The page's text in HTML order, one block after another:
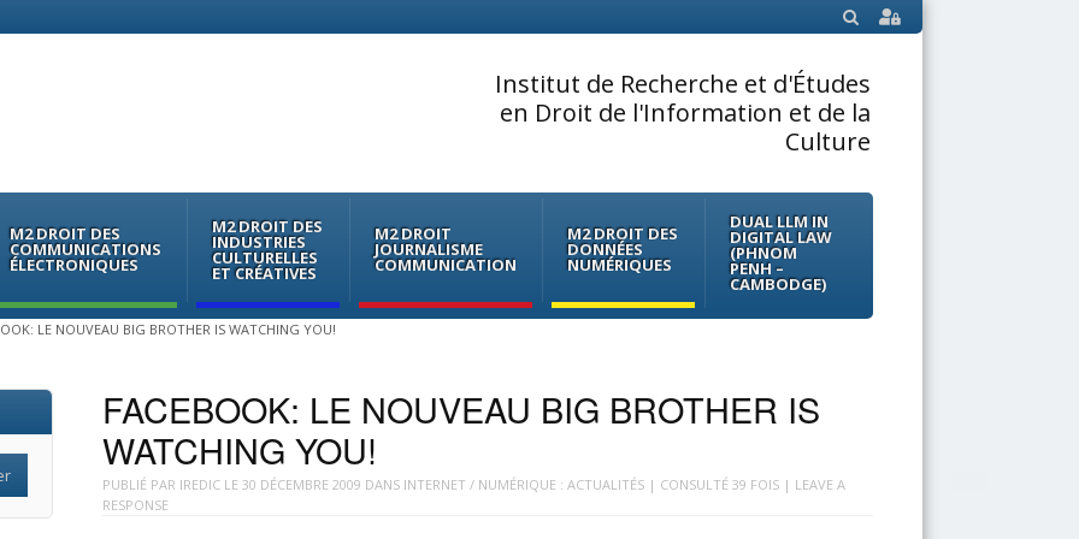
SEARCH
Institut de Recherche et d'Études
en Droit de l'Information et de la
Culture
M2 DROIT DES
COMMUNICATIONS
ÉLECTRONIQUES
M2 DROIT DES
INDUSTRIES
CULTURELLES
ET CRÉATIVES
M2 DROIT
JOURNALISME
COMMUNICATION
M2 DROIT DES
DONNÉES
NUMÉRIQUES
DUAL LLM IN
DIGITAL LAW
(PHNOM
PENH –
CAMBODGE)
LE NOUVEAU BIG BROTHER IS WATCHING YOU!
FACEBOOK: LE NOUVEAU BIG BROTHER IS
WATCHING YOU!
PUBLIÉ PAR IREDICLE 30 DÉCEMBRE 2009 DANS INTERNET / NUMÉRIQUE : ACTUALITÉS| CONSULTÉ 39 FOIS | LEAVE A
RESPONSE